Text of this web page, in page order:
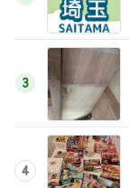
3
4